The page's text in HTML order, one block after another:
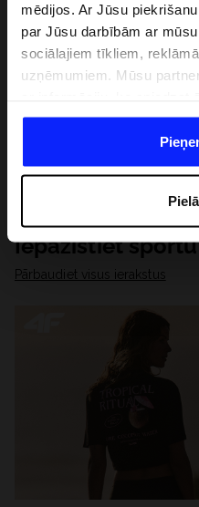
mēdijos. Ar Jūsu
par Jūsu darbībām ar
sociālajiem tīkliem,
uzņēmumiem. Mūsu
datiem, ko viņi iegūst,
Jūsu atļauju, mēs varam
saviem partneriem, lai
saturu un uzlabotu mūsu
( piem. socialos tīklus).
mūsu Privātuma politikā
Iepazīstiet
Pārbaudiet visus ierakstus